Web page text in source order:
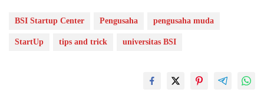
BSI Startup Center Pengusaha pengusaha muda
StartUp tips and trick universitas BSI